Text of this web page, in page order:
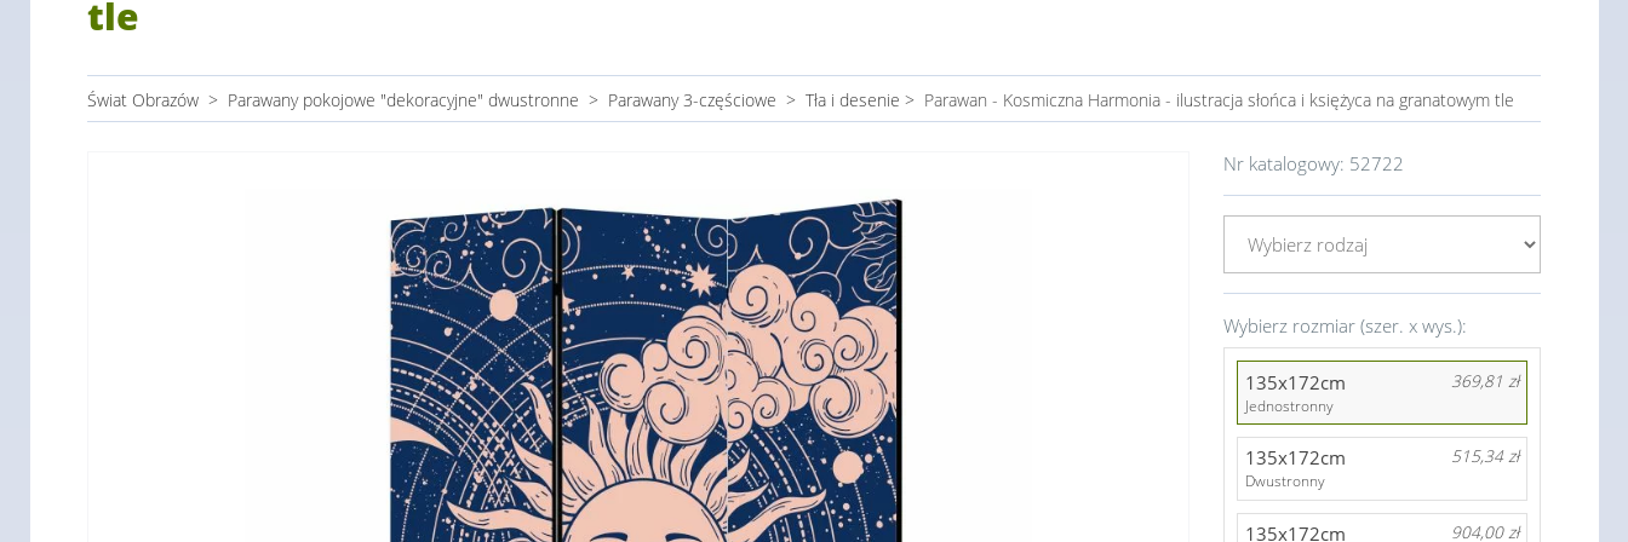
tle
Świat Obrazów > Parawany pokojowe "dekoracyjne" dwustronne > Parawany 3-częściowe > Tła i desenie > Parawan - Kosmiczna Harmonia - ilustracja słońca i księżyca na granatowym tle
Nr katalogowy: 52722
Wybierz rozmiar (szer. x wys.):
135x172cm 369,81 zł
Jednostronny
135x172cm 515,34 zł
Dwustronny
135x172cm 904,00 zł